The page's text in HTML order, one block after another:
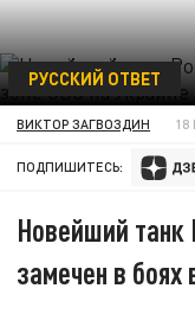
РУССКИЙ ОТВЕТ
ВИКТОР ЗАГВОЗДИН 18
ПОДПИШИТЕСЬ:
Новейший
замечен в боях